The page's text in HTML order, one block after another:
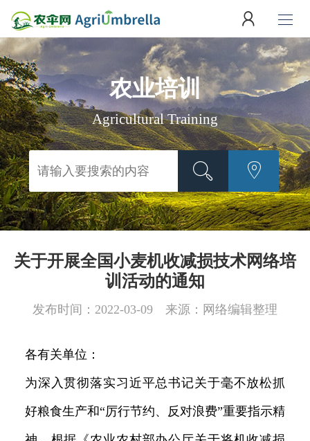
农业培训
Agricultural Training
关于开展全国小麦机收减损技术网络培
训活动的通知
发布时间：2022-03-09 来源：网络编辑整理
各有关单位：
为深入贯彻落实习近平总书记关于毫不放松抓
好粮食生产和“厉行节约、反对浪费”重要指示精